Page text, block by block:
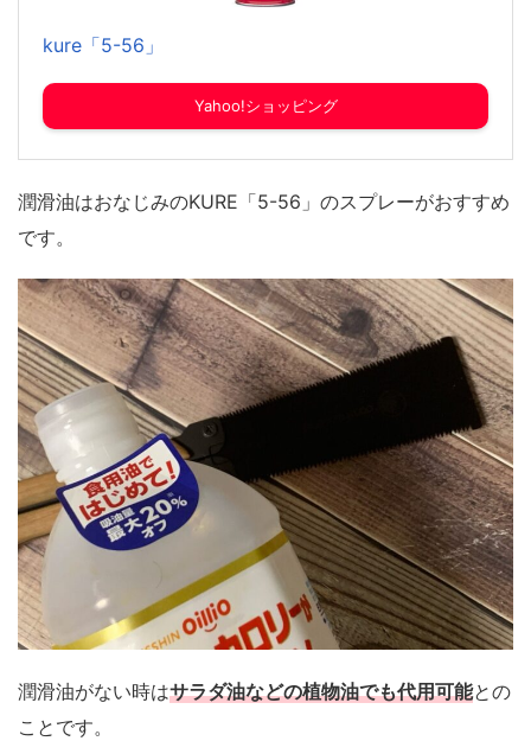
kure「5-56」
Yahoo!ショッピング
潤滑油はおなじみのKURE「5-56」のスプレーがおすすめ
です。
潤滑油がない時はサラダ油などの植物油でも代用可能との
ことです。